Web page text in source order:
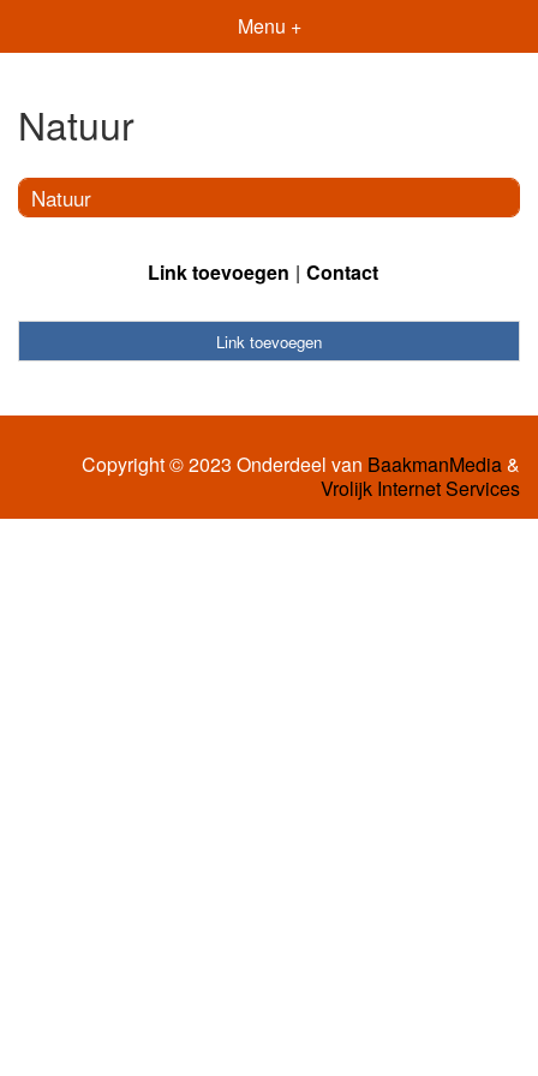
Menu +
Natuur
Natuur
Link toevoegen Contact
Link toevoegen
Copyright © 2023 Onderdeel van BaakmanMedia&
Vrolijk Internet Services